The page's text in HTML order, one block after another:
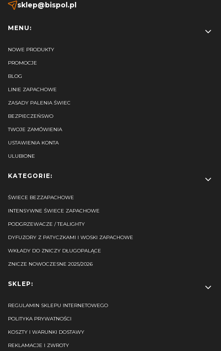
sklep@bispol.pl
Linki w stopce
MENU:
NOWE PRODUKTY
PROMOCJE
BLOG
LINIE ZAPACHOWE
ZASADY PALENIA ŚWIEC
BEZPIECZEŃSWO
TWOJE ZAMÓWIENIA
USTAWIENIA KONTA
ULUBIONE
KATEGORIE:
ŚWIECE BEZZAPACHOWE
INTENSYWNE ŚWIECE ZAPACHOWE
PODGRZEWACZE / TEALIGHTY
DYFUZORY Z PATYCZKAMI I WOSKI ZAPACHOWE
WKŁADY DO ZNICZY DŁUGOPALĄCE
ZNICZE NOWOCZESNE 2025/2026
SKLEP:
REGULAMIN SKLEPU INTERNETOWEGO
POLITYKA PRYWATNOŚCI
KOSZTY I WARUNKI DOSTAWY
REKLAMACJE I ZWROTY